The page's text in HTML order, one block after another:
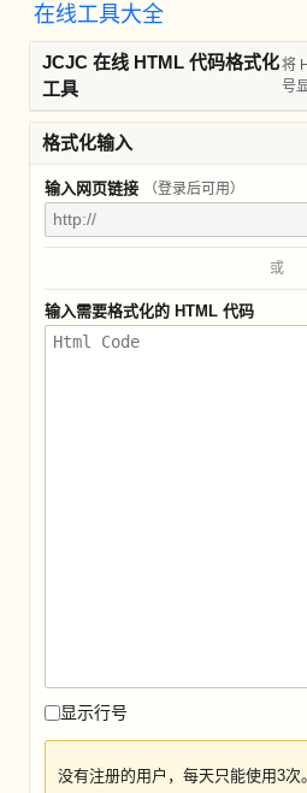
在线工具大全
JCJC 在线 HTML 代码格式化
工具
将
号
格式化输入
输入网页链接 （登录后可用）
或
输入需要格式化的 HTML 代码
显示行号
没有注册的用户，每天只能使用3次